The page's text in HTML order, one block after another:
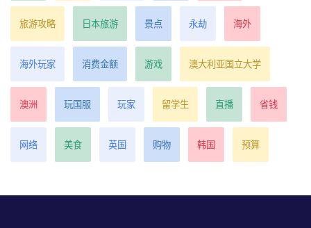
旅游攻略 日本旅游 景点 永劫 海外
海外玩家 消费金额 游戏 澳大利亚国立大学
澳洲 玩国服 玩家 留学生 直播 省钱
网络 美食 英国 购物 韩国 预算